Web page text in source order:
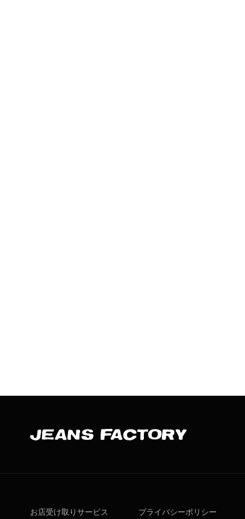
お店受け取りサービス プライバシーポリシー